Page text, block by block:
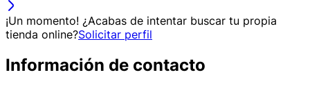
¡Un momento! ¿Acabas de intentar buscar tu propia
tienda online?Solicitar perfil
Información de contacto